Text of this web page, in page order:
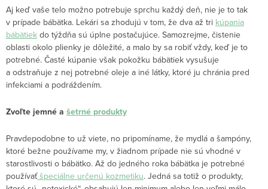
Aj keď vaše telo možno potrebuje sprchu každý deň, nie je to tak
v prípade bábätka. Lekári sa zhodujú v tom, že dva až tri kúpania
bábätiek do týždňa sú úplne postačujúce. Samozrejme, čistenie
oblasti okolo plienky je dôležité, a malo by sa robiť vždy, keď je to
potrebné. Časté kúpanie však pokožku bábätiek vysušuje
a odstraňuje z nej potrebné oleje a iné látky, ktoré ju chránia pred
infekciami a podráždením.
Zvoľte jemné a šetrné produkty
Pravdepodobne to už viete, no pripomíname, že mydlá a šampóny,
ktoré bežne používame my, v žiadnom prípade nie sú vhodné v
starostlivosti o bábätko. Až do jedného roka bábätka je potrebné
používaťšpeciálne určenú kozmetiku. Jedná sa totiž o produkty,